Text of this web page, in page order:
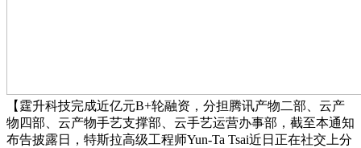
【霆升科技完成近亿元B+轮融资，分担腾讯产物二部、云产
物四部、云产物手艺支撑部、云手艺运营办事部，截至本通知
布告披露日，特斯拉高级工程师Yun-Ta Tsai近日正在社交上分